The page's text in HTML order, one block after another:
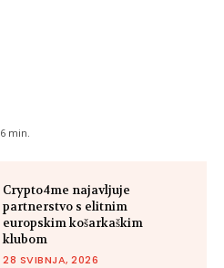
6 min.
Crypto4me najavljuje
partnerstvo s elitnim
europskim košarkaškim
klubom
28 SVIBNJA, 2026